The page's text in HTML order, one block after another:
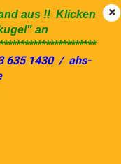
aus !! Klicken
an
635 1430 / ahs-